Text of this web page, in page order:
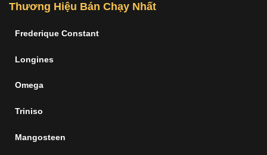
Thương Hiệu Bán Chạy Nhất
Frederique Constant
Longines
Omega
Triniso
Mangosteen